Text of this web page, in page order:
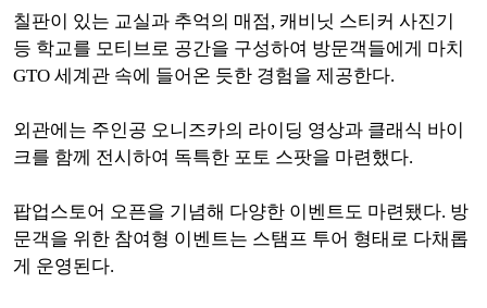
칠판이 있는 교실과 추억의 매점, 캐비닛 스티커 사진기
등 학교를 모티브로 공간을 구성하여 방문객들에게 마치
GTO 세계관 속에 들어온 듯한 경험을 제공한다.
외관에는 주인공 오니즈카의 라이딩 영상과 클래식 바이
크를 함께 전시하여 독특한 포토 스팟을 마련했다.
팝업스토어 오픈을 기념해 다양한 이벤트도 마련됐다. 방
문객을 위한 참여형 이벤트는 스탬프 투어 형태로 다채롭
게 운영된다.